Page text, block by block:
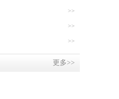
>>
>>
>>
更多>>